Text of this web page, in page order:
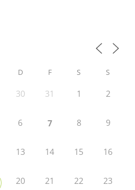
D F S S
30 31 1 2
6 7 8 9
13 14 15 16
20 21 22 23